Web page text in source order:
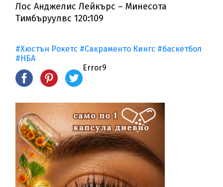
Лос Анджелис Лейкърс – Минесота
Тимбъруулвс 120:109
#Хюстън Рокетс #Сакраменто Кингс #баскетбол
#НБА
Error9